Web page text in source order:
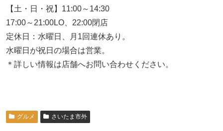
【土・日・祝】11:00～14:30
17:00～21:00LO、22:00閉店
定休日：水曜日、月1回連休あり。
水曜日が祝日の場合は営業。
＊詳しい情報は店舗へお問い合わせください。
グルメ さいたま市外